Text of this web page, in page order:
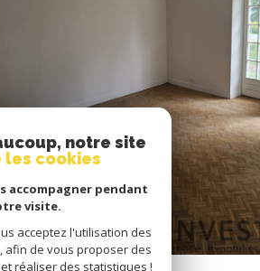
notre site
les cookies
accompagner pendant
visite.
acceptez l'utilisation des
afin de vous proposer des
réaliser des statistiques !